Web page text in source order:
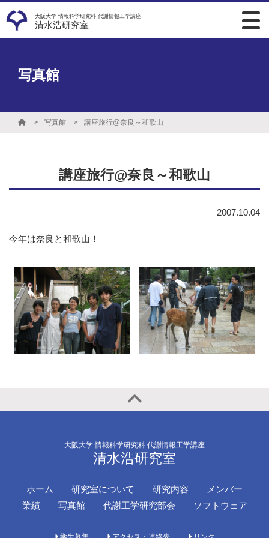
大阪大学 情報科学研究科 代謝情報工学講座
清水浩研究室
写真館
写真館 講座旅行@奈良～和歌山
講座旅行@奈良～和歌山
2007.10.04
今年は奈良と和歌山！
大阪大学 情報科学研究科 代謝情報工学講座
清水浩研究室
ホーム 研究室について 研究内容
メンバー
業績
写真館 代謝工学研究部会 ソフトウェア